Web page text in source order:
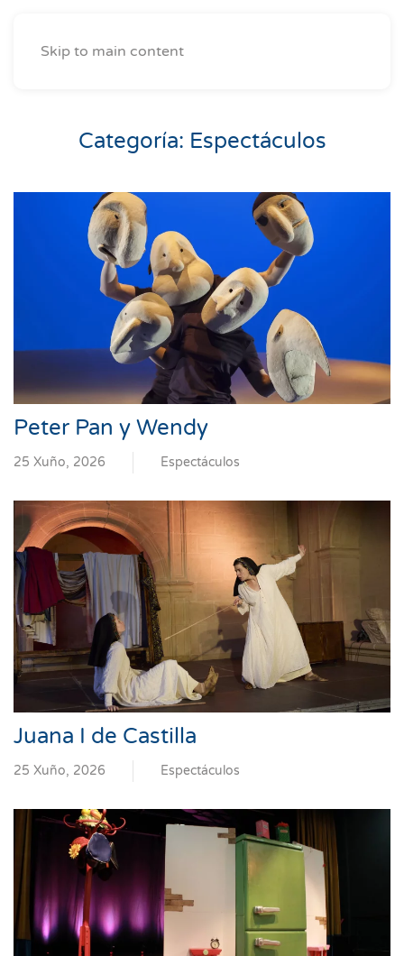
Skip to main content
Categoría: Espectáculos
Peter Pan y Wendy
25 Xuño, 2026 Espectáculos
Juana I de Castilla
25 Xuño, 2026 Espectáculos